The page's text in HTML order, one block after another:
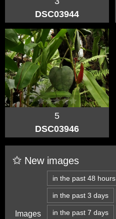
DSC03944
5
DSC03946
New images
Images
in the past 48 hours
in the past 3 days
in the past 7 days